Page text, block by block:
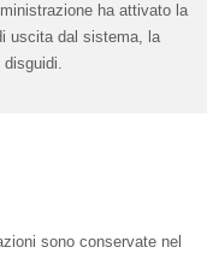
ha attivato la
uscita dal sistema, la
sono conservate nel